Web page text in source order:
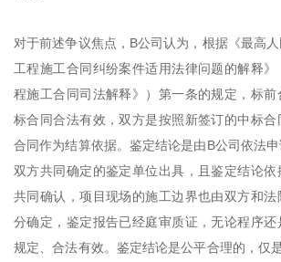
对于前述争议焦点，B公司认为，根据《最高
工程施工合同纠纷案件适用法律问题的解释
程施工合同司法解释》）第一条的规定，标前
标合同合法有效，双方是按照新签订的中标
合同作为结算依据。鉴定结论是由B公司依法
双方共同确定的鉴定单位出具，且鉴定结论
共同确认，项目现场的施工边界也由双方和法
分确定，鉴定报告已经庭审质证，无论程序
规定、合法有效。鉴定结论是公平合理的，仅